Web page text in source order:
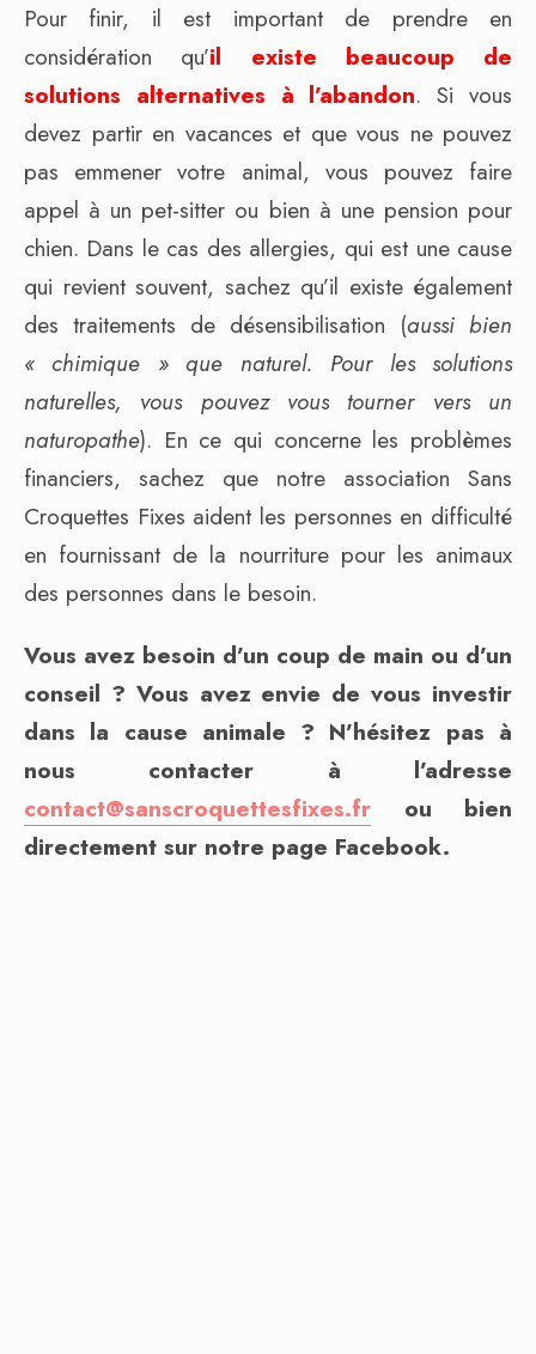
Pour finir, il est important de prendre en
considération qu’il existe beaucoup de
solutions alternatives à l’abandon. Si vous
devez partir en vacances et que vous ne pouvez
pas emmener votre animal, vous pouvez faire
appel à un pet-sitter ou bien à une pension pour
chien. Dans le cas des allergies, qui est une cause
qui revient souvent, sachez qu’il existe également
des traitements de désensibilisation (aussi bien
« chimique » que naturel. Pour les solutions
naturelles, vous pouvez vous tourner vers un
naturopathe). En ce qui concerne les problèmes
financiers, sachez que notre association Sans
Croquettes Fixes aident les personnes en difficulté
en fournissant de la nourriture pour les animaux
des personnes dans le besoin.
Vous avez besoin d’un coup de main ou d’un
conseil ? Vous avez envie de vous investir
dans la cause animale ? N’hésitez pas à
nous contacter à l’adresse
contact@sanscroquettesfixes.fr ou bien
directement sur notre page Facebook.